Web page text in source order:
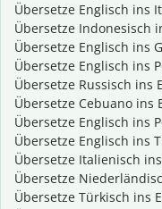
Übersetze Englisch ins
Übersetze Indonesisch
Übersetze Englisch ins
Übersetze Englisch ins
Übersetze Russisch ins
Übersetze Cebuano ins
Übersetze Englisch ins
Übersetze Englisch ins
Übersetze Italienisch
Übersetze
Übersetze Türkisch ins